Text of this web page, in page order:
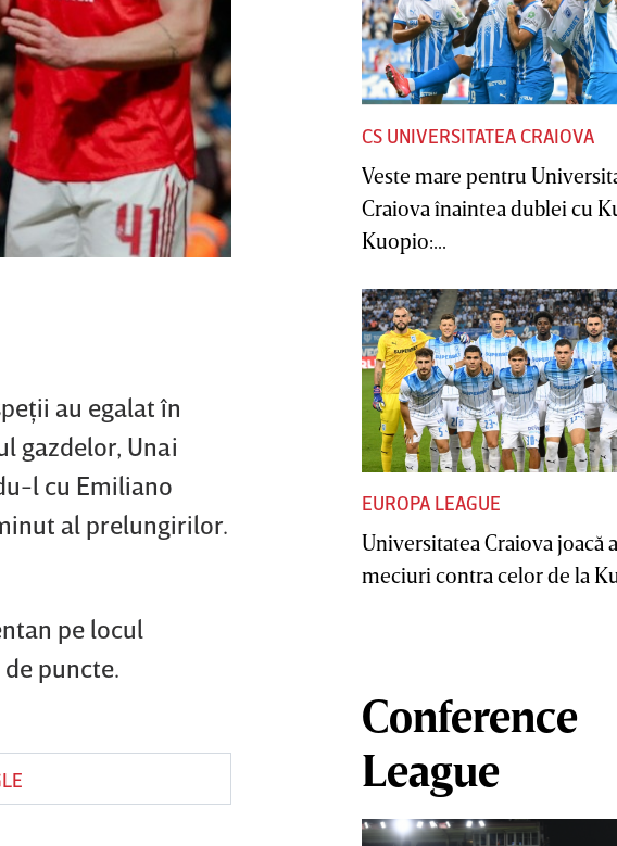
au egalat în
gazdelor, Unai
l cu Emiliano
al prelungirilor.
pe locul
puncte.
CS UNIVERSITATEA CRAIOVA
Veste mare pentru
Craiova înaintea dublei cu
Kuopio:...
EUROPA LEAGUE
Universitatea Craiova joacă
meciuri contra celor de la
Conference
League